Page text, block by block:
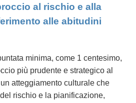
al rischio e alla
alle abitudini
minima, come 1 centesimo,
più prudente e strategico al
atteggiamento culturale che
rischio e la pianificazione,